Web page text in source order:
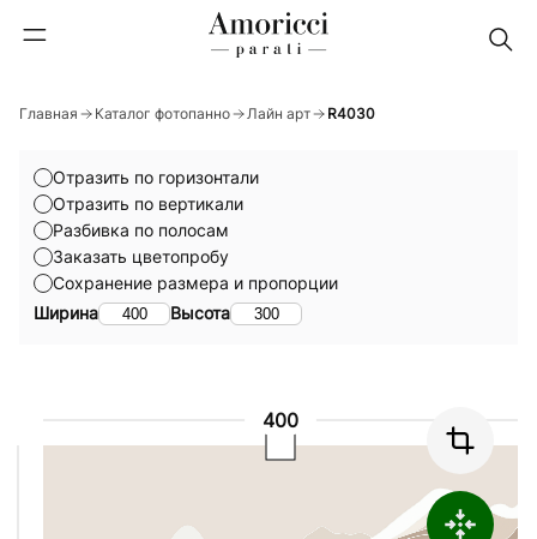
Главная Каталог фотопанно Лайн арт R4030
Ширина Высота
Сохранение размера и пропорции
Отразить по горизонтали
Отразить по вертикали
Разбивка по полосам
Заказать цветопробу